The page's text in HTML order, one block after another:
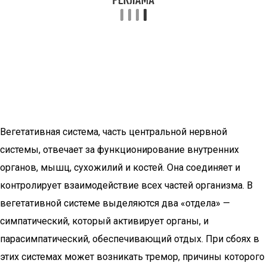
Вегетативная система, часть центральной нервной
системы, отвечает за функционирование внутренних
органов, мышц, сухожилий и костей. Она соединяет и
контролирует взаимодействие всех частей организма. В
вегетативной системе выделяются два «отдела» —
симпатический, который активирует органы, и
парасимпатический, обеспечивающий отдых. При сбоях в
этих системах может возникать тремор, причины которого